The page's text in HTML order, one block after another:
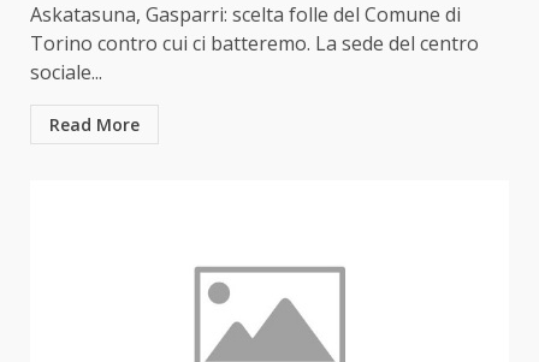
Askatasuna, Gasparri: scelta folle del Comune di
Torino contro cui ci batteremo. La sede del centro
sociale...
Read More